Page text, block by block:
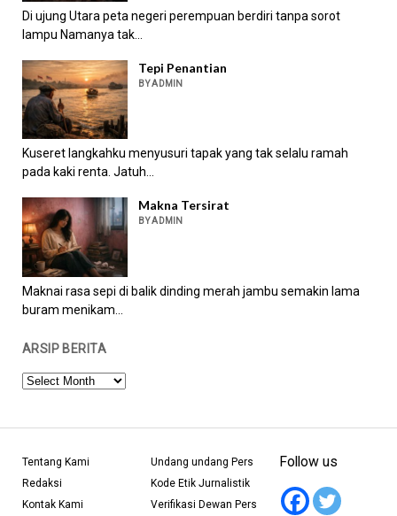
Di ujung Utara peta negeri perempuan berdiri tanpa sorot
lampu Namanya tak...
Tepi Penantian
BY ADMIN
Kuseret langkahku menyusuri tapak yang tak selalu ramah
pada kaki renta. Jatuh...
Makna Tersirat
BY ADMIN
Maknai rasa sepi di balik dinding merah jambu semakin lama
buram menikam...
ARSIP BERITA
ARSIP
Tentang Kami
Redaksi
Kontak Kami
Undang undang Pers
Kode Etik Jurnalistik
Verifikasi Dewan Pers
Follow us